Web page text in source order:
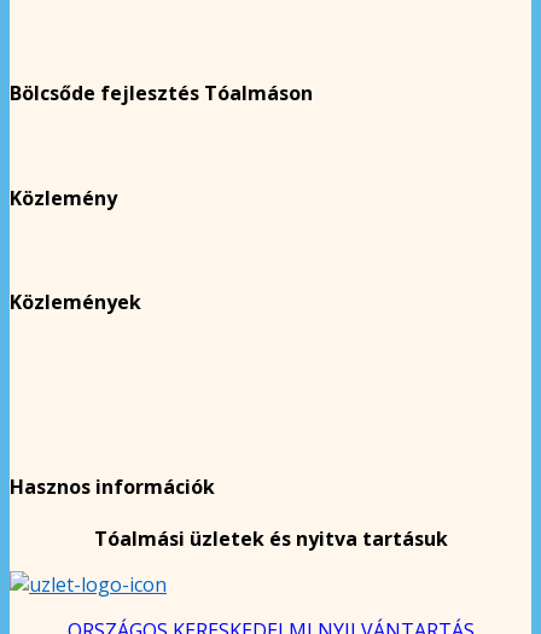
Bölcsőde fejlesztés Tóalmáson
Közlemény
Közlemények
Hasznos információk
Tóalmási üzletek és nyitva tartásuk